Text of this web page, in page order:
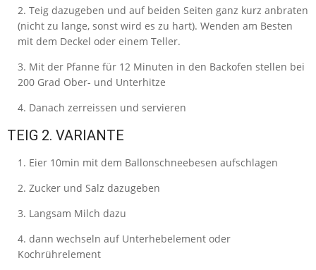
Teig dazugeben und auf beiden Seiten ganz kurz anbraten
(nicht zu lange, sonst wird es zu hart). Wenden am Besten
mit dem Deckel oder einem Teller.
Mit der Pfanne für 12 Minuten in den Backofen stellen bei
200 Grad Ober- und Unterhitze
Danach zerreissen und servieren
TEIG 2. VARIANTE
Eier 10min mit dem Ballonschneebesen aufschlagen
Zucker und Salz dazugeben
Langsam Milch dazu
dann wechseln auf Unterhebelement oder
Kochrührelement